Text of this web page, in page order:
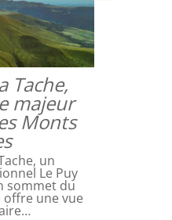
Tache,
majeur
Monts
un
Le Puy
sommet du
offre une vue